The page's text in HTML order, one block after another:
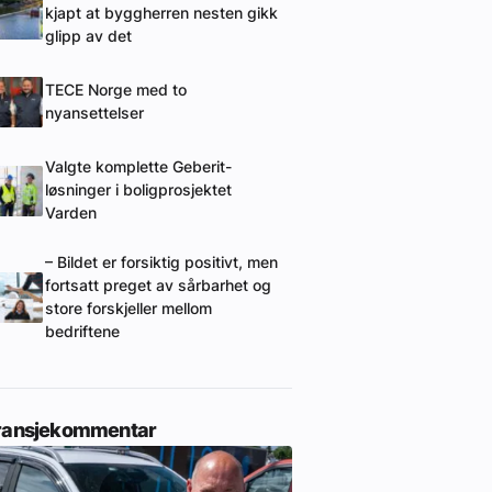
kjapt at byggherren nesten gikk
glipp av det
TECE Norge med to
nyansettelser
Valgte komplette Geberit-
løsninger i boligprosjektet
Varden
– Bildet er forsiktig positivt, men
fortsatt preget av sårbarhet og
store forskjeller mellom
bedriftene